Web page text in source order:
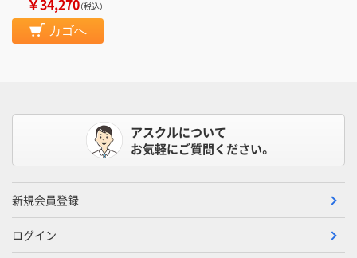
￥34,270（税込）
カゴへ
アスクルについて
お気軽にご質問ください。
新規会員登録
ログイン